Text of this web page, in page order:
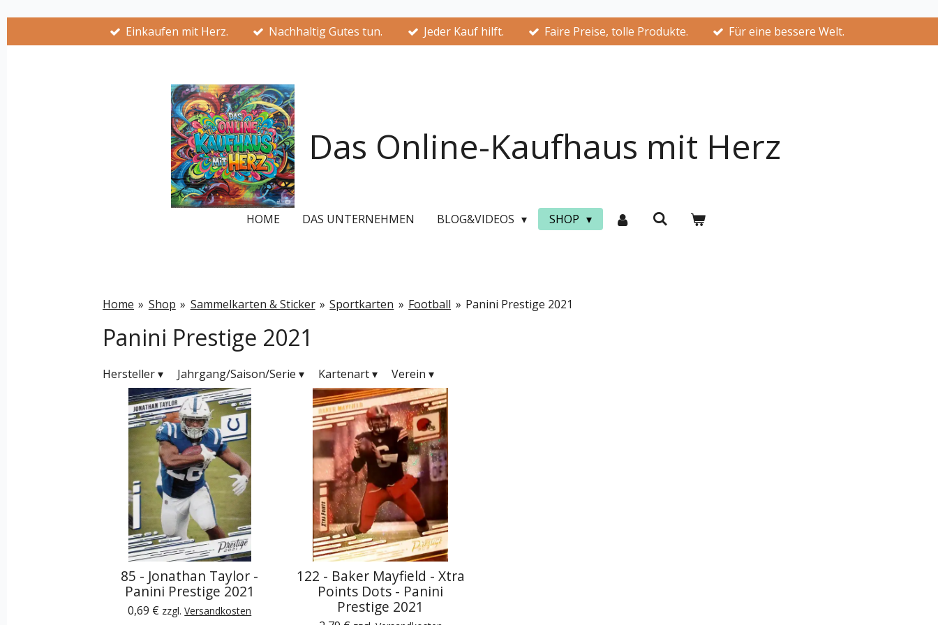
springen
Einkaufen mit Herz. Nachhaltig Gutes tun. Jeder Kauf hilft. Faire Preise, tolle Produkte. Für eine bessere Welt.
Das Online-Kaufhaus mit Herz
HOME DAS UNTERNEHMEN BLOG&VIDEOS SHOP
Home » Shop » Sammelkarten & Sticker » Sportkarten » Football » Panini Prestige 2021
Panini Prestige 2021
Hersteller▾ Jahrgang/Saison/Serie ▾ Kartenart▾ Verein ▾
85 - Jonathan Taylor -
Panini Prestige 2021
0,69 € zzgl.Versandkosten
122 - Baker Mayfield - Xtra
Points Dots - Panini
Prestige 2021